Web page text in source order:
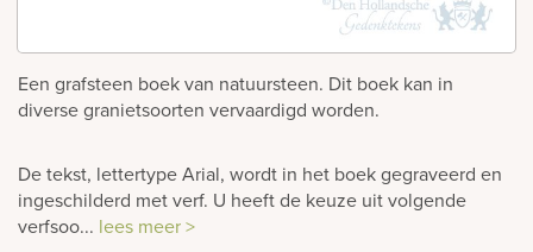
Een grafsteen boek van natuursteen. Dit boek kan in
diverse granietsoorten vervaardigd worden.
De tekst, lettertype Arial, wordt in het boek gegraveerd en
ingeschilderd met verf. U heeft de keuze uit volgende
verfsoo... lees meer >